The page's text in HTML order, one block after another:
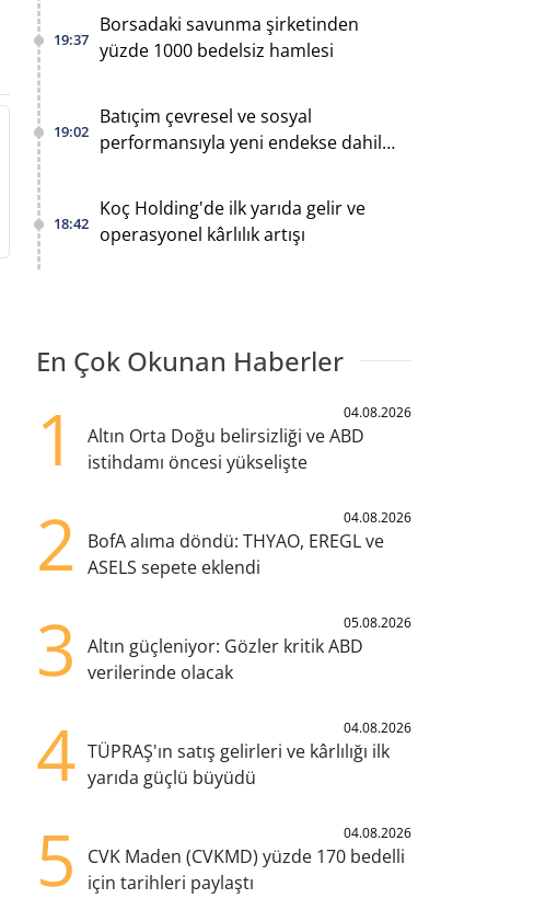
19:37
Borsadaki savunma şirketinden
yüzde 1000 bedelsiz hamlesi
19:02
Batıçim çevresel ve sosyal
performansıyla yeni endekse dahil
18:42
Koç Holding'de ilk yarıda gelir ve
operasyonel kârlılık artışı
En Çok Okunan Haberler
1 04.08.2026
Altın Orta Doğu belirsizliği ve ABD
istihdamı öncesi yükselişte
2 04.08.2026
BofA alıma döndü: THYAO, EREGL ve
ASELS sepete eklendi
3 05.08.2026
Altın güçleniyor: Gözler kritik ABD
verilerinde olacak
4 04.08.2026
TÜPRAŞ'ın satış gelirleri ve kârlılığı ilk
yarıda güçlü büyüdü
5 04.08.2026
CVK Maden (CVKMD) yüzde 170 bedelli
için tarihleri paylaştı